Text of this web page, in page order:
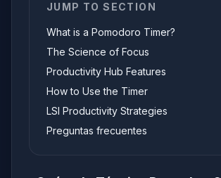
JUMP TO SECTION
What is a Pomodoro Timer?
The Science of Focus
Productivity Hub Features
How to Use the Timer
LSI Productivity Strategies
Preguntas frecuentes